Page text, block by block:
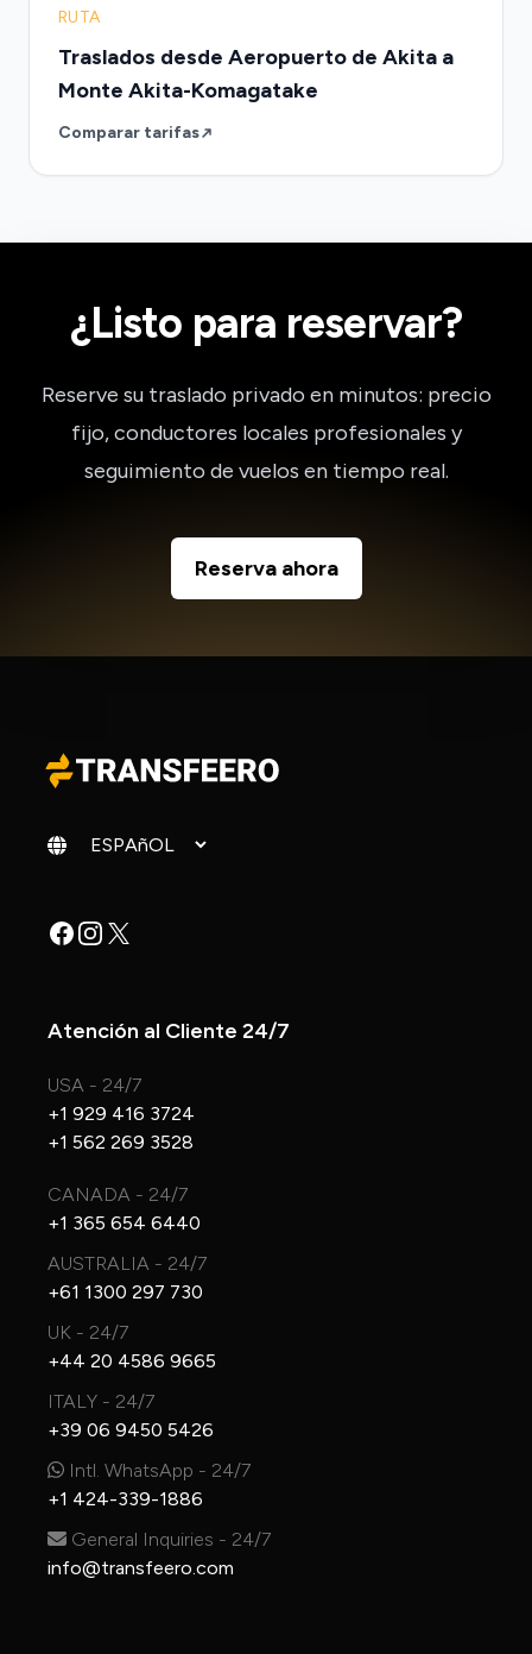
RUTA
Traslados desde Aeropuerto de Akita a
Monte Akita-Komagatake
Comparar tarifas
¿Listo para reservar?
Reserve su traslado privado en minutos: precio
fijo, conductores locales profesionales y
seguimiento de vuelos en tiempo real.
Reserva ahora
Cambiar idioma
Facebook
Instagram
X
Atención al Cliente 24/7
USA - 24/7
+1 929 416 3724
+1 562 269 3528
CANADA - 24/7
+1 365 654 6440
AUSTRALIA - 24/7
+61 1300 297 730
UK - 24/7
+44 20 4586 9665
ITALY - 24/7
+39 06 9450 5426
Intl. WhatsApp - 24/7
+1 424-339-1886
General Inquiries - 24/7
info@transfeero.com